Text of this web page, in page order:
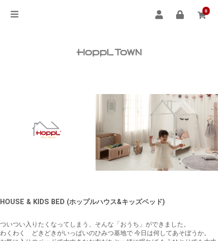
0
HOUSE & KIDS BED (ホップルハウス&キッズベッド)
ついつい入りたくなってしまう、そんな「おうち」ができました。
わくわく どきどきがいっぱいのひみつ基地で 今日は何してあそぼうか。